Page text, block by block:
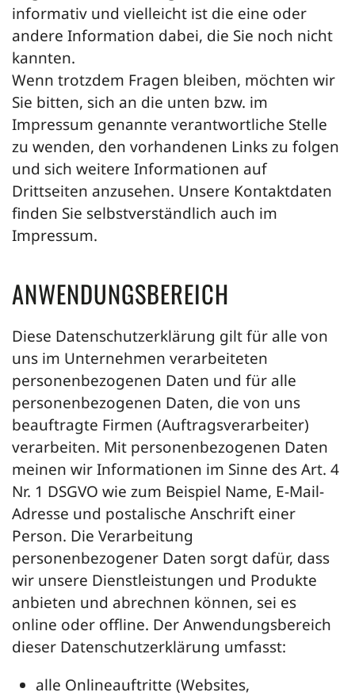
informativ und vielleicht ist die eine oder
andere Information dabei, die Sie noch nicht
kannten.
Wenn trotzdem Fragen bleiben, möchten wir
Sie bitten, sich an die unten bzw. im
Impressum genannte verantwortliche Stelle
zu wenden, den vorhandenen Links zu folgen
und sich weitere Informationen auf
Drittseiten anzusehen. Unsere Kontaktdaten
finden Sie selbstverständlich auch im
Impressum.
ANWENDUNGSBEREICH
Diese Datenschutzerklärung gilt für alle von
uns im Unternehmen verarbeiteten
personenbezogenen Daten und für alle
personenbezogenen Daten, die von uns
beauftragte Firmen (Auftragsverarbeiter)
verarbeiten. Mit personenbezogenen Daten
meinen wir Informationen im Sinne des Art. 4
Nr. 1 DSGVO wie zum Beispiel Name, E-Mail-
Adresse und postalische Anschrift einer
Person. Die Verarbeitung
personenbezogener Daten sorgt dafür, dass
wir unsere Dienstleistungen und Produkte
anbieten und abrechnen können, sei es
online oder offline. Der Anwendungsbereich
dieser Datenschutzerklärung umfasst:
alle Onlineauftritte (Websites,